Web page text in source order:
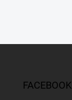
FACEBOOK